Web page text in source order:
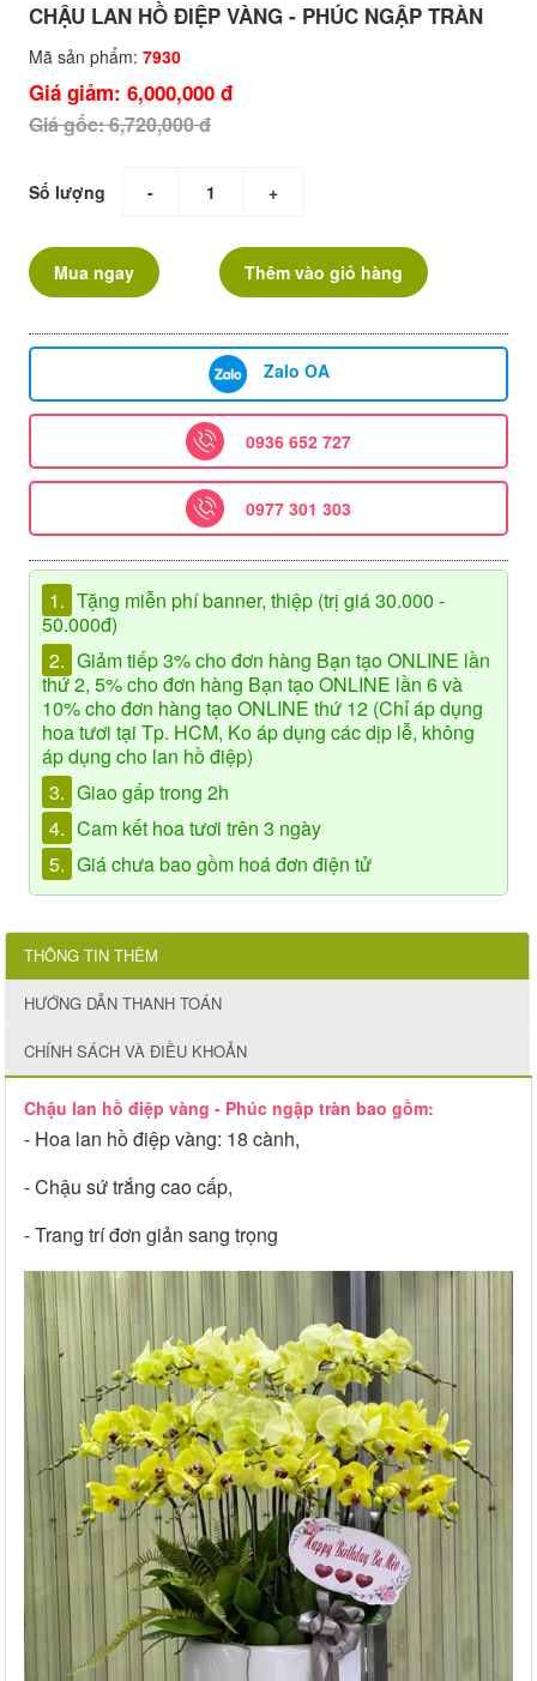
CHẬU LAN HỒ ĐIỆP VÀNG - PHÚC NGẬP TRÀN
Mã sản phẩm: 7930
Giá giảm: 6,000,000 đ
Giá gốc: 6,720,000 đ
Số lượng - +
Mua ngay Thêm vào giỏ hàng
Zalo OA
0936 652 727
0977 301 303
1. Tặng miễn phí banner, thiệp (trị giá 30.000 -
50.000đ)
2. Giảm tiếp 3% cho đơn hàng Bạn tạo ONLINE lần
thứ 2, 5% cho đơn hàng Bạn tạo ONLINE lần 6 và
10% cho đơn hàng tạo ONLINE thứ 12 (Chỉ áp dụng
hoa tươi tại Tp. HCM, Ko áp dụng các dịp lễ, không
áp dụng cho lan hồ điệp)
3. Giao gấp trong 2h
4. Cam kết hoa tươi trên 3 ngày
5. Giá chưa bao gồm hoá đơn điện tử
THÔNG TIN THÊM
HƯỚNG DẪN THANH TOÁN
CHÍNH SÁCH VÀ ĐIỀU KHOẢN
Chậu lan hồ điệp vàng - Phúc ngập tràn bao gồm:
- Hoa lan hồ điệp vàng: 18 cành,
- Chậu sứ trắng cao cấp,
- Trang trí đơn giản sang trọng